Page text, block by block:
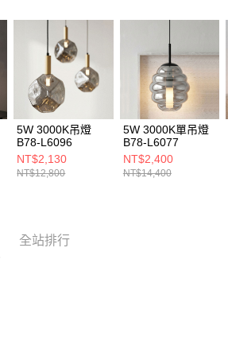
5W 3000K吊燈
B78-L6096
NT$2,130
NT$12,800
5W 3000K單吊燈
B78-L6077
NT$2,400
NT$14,400
全站排行